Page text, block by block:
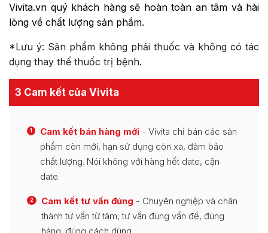
Vivita.vn quý khách hàng sẽ hoàn toàn an tâm và hài
lòng về chất lượng sản phẩm.
*Lưu ý: Sản phẩm không phải thuốc và không có tác
dụng thay thế thuốc trị bệnh.
3 Cam kết của Vivita
1 Cam kết bán hàng mới - Vivita chỉ bán các sản
phẩm còn mới, hạn sử dụng còn xa, đảm bảo
chất lượng. Nói không với hàng hết date, cận
date.
2 Cam kết tư vấn đúng - Chuyên nghiệp và chân
thành tư vấn từ tâm, tư vấn đúng vấn đề, đúng
hàng, đúng cách dùng.